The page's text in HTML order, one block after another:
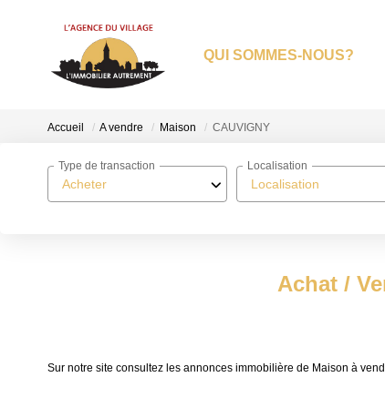
QUI SOMMES-NOUS?
Accueil A vendre Maison CAUVIGNY
Acheter
Type de transaction
Localisation
Localisation
Achat /
Sur notre site consultez les annonces immobilière de Maison à